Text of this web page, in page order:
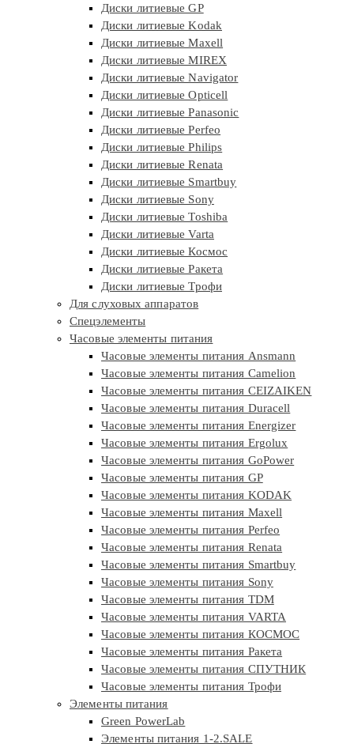
Диски литиевые GP
Диски литиевые Kodak
Диски литиевые Maxell
Диски литиевые MIREX
Диски литиевые Navigator
Диски литиевые Opticell
Диски литиевые Panasonic
Диски литиевые Perfeo
Диски литиевые Philips
Диски литиевые Renata
Диски литиевые Smartbuy
Диски литиевые Sony
Диски литиевые Toshiba
Диски литиевые Varta
Диски литиевые Космос
Диски литиевые Ракета
Диски литиевые Трофи
Для слуховых аппаратов
Спецэлементы
Часовые элементы питания
Часовые элементы питания Ansmann
Часовые элементы питания Camelion
Часовые элементы питания CEIZAIKEN
Часовые элементы питания Duracell
Часовые элементы питания Energizer
Часовые элементы питания Ergolux
Часовые элементы питания GoPower
Часовые элементы питания GP
Часовые элементы питания KODAK
Часовые элементы питания Maxell
Часовые элементы питания Perfeo
Часовые элементы питания Renata
Часовые элементы питания Smartbuy
Часовые элементы питания Sony
Часовые элементы питания TDM
Часовые элементы питания VARTA
Часовые элементы питания КОСМОС
Часовые элементы питания Ракета
Часовые элементы питания СПУТНИК
Часовые элементы питания Трофи
Элементы питания
Green PowerLab
Элементы питания 1-2.SALE